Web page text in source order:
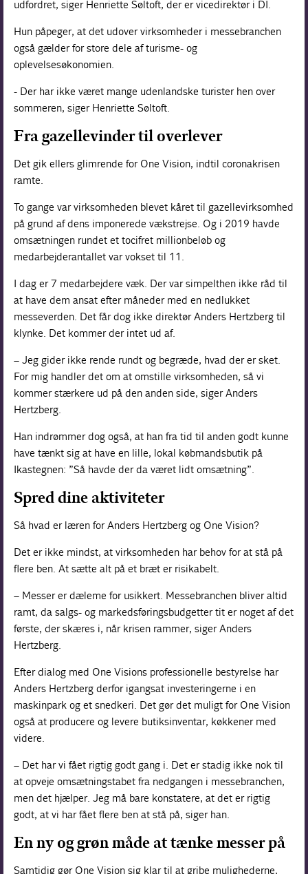
udfordret, siger Henriette Søltoft, der er vicedirektør i DI.
Hun påpeger, at det udover virksomheder i messebranchen
også gælder for store dele af turisme- og
oplevelsesøkonomien.
- Der har ikke været mange udenlandske turister hen over
sommeren, siger Henriette Søltoft.
Fra gazellevinder til overlever
Det gik ellers glimrende for One Vision, indtil coronakrisen
ramte.
To gange var virksomheden blevet kåret til gazellevirksomhed
på grund af dens imponerede vækstrejse. Og i 2019 havde
omsætningen rundet et tocifret millionbeløb og
medarbejderantallet var vokset til 11.
I dag er 7 medarbejdere væk. Der var simpelthen ikke råd til
at have dem ansat efter måneder med en nedlukket
messeverden. Det får dog ikke direktør Anders Hertzberg til
klynke. Det kommer der intet ud af.
– Jeg gider ikke rende rundt og begræde, hvad der er sket.
For mig handler det om at omstille virksomheden, så vi
kommer stærkere ud på den anden side, siger Anders
Hertzberg.
Han indrømmer dog også, at han fra tid til anden godt kunne
have tænkt sig at have en lille, lokal købmandsbutik på
Ikastegnen: ”Så havde der da været lidt omsætning”.
Spred dine aktiviteter
Så hvad er læren for Anders Hertzberg og One Vision?
Det er ikke mindst, at virksomheden har behov for at stå på
flere ben. At sætte alt på et bræt er risikabelt.
– Messer er dæleme for usikkert. Messebranchen bliver altid
ramt, da salgs- og markedsføringsbudgetter tit er noget af det
første, der skæres i, når krisen rammer, siger Anders
Hertzberg.
Efter dialog med One Visions professionelle bestyrelse har
Anders Hertzberg derfor igangsat investeringerne i en
maskinpark og et snedkeri. Det gør det muligt for One Vision
også at producere og levere butiksinventar, køkkener med
videre.
– Det har vi fået rigtig godt gang i. Det er stadig ikke nok til
at opveje omsætningstabet fra nedgangen i messebranchen,
men det hjælper. Jeg må bare konstatere, at det er rigtig
godt, at vi har fået flere ben at stå på, siger han.
En ny og grøn måde at tænke messer på
Samtidig gør One Vision sig klar til at gribe mulighederne,